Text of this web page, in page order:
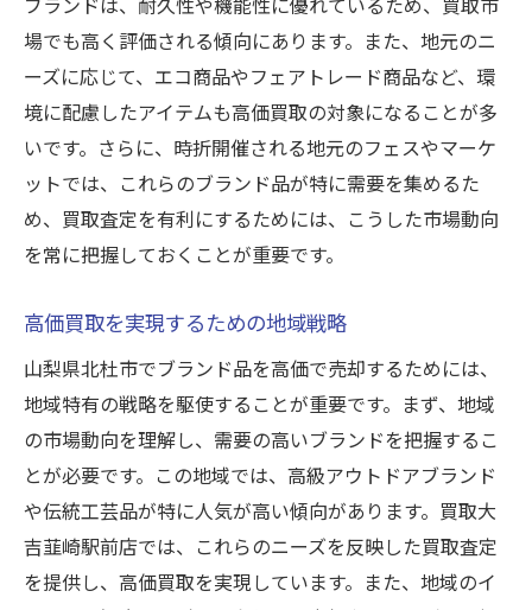
長期的な関係を築くための重要性
地域密着型サービスの利点
買取店の透明性を見極める方法
納得の価格で売却成功譚買取の裏側を解説
実際の買取成功例とその流れ
高価買取を実現した顧客の声
買取プロセスの裏側を知る
納得の価格を引き出す交渉術
買取後のサポートとアフターフォロー
場でも高く評価される傾向にあります。また、地元のニ
ーズに応じて、エコ商品やフェアトレード商品など、環
境に配慮したアイテムも高価買取の対象になることが多
いです。さらに、時折開催される地元のフェスやマーケ
ットでは、これらのブランド品が特に需要を集めるた
め、買取査定を有利にするためには、こうした市場動向
を常に把握しておくことが重要です。
高価買取を実現するための地域戦略
山梨県北杜市でブランド品を高価で売却するためには、
地域特有の戦略を駆使することが重要です。まず、地域
の市場動向を理解し、需要の高いブランドを把握するこ
とが必要です。この地域では、高級アウトドアブランド
や伝統工芸品が特に人気が高い傾向があります。買取大
吉韮崎駅前店では、これらのニーズを反映した買取査定
を提供し、高価買取を実現しています。また、地域のイ